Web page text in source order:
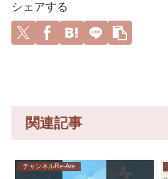
シェアする
関連記事
チャンネルRe-Are